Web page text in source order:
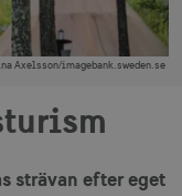
Axelsson/imagebank.sweden.se
strävan efter eget